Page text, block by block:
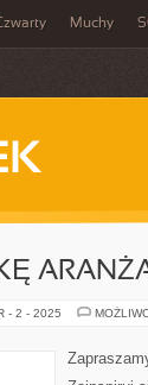
Muchy
- 2 - 2025